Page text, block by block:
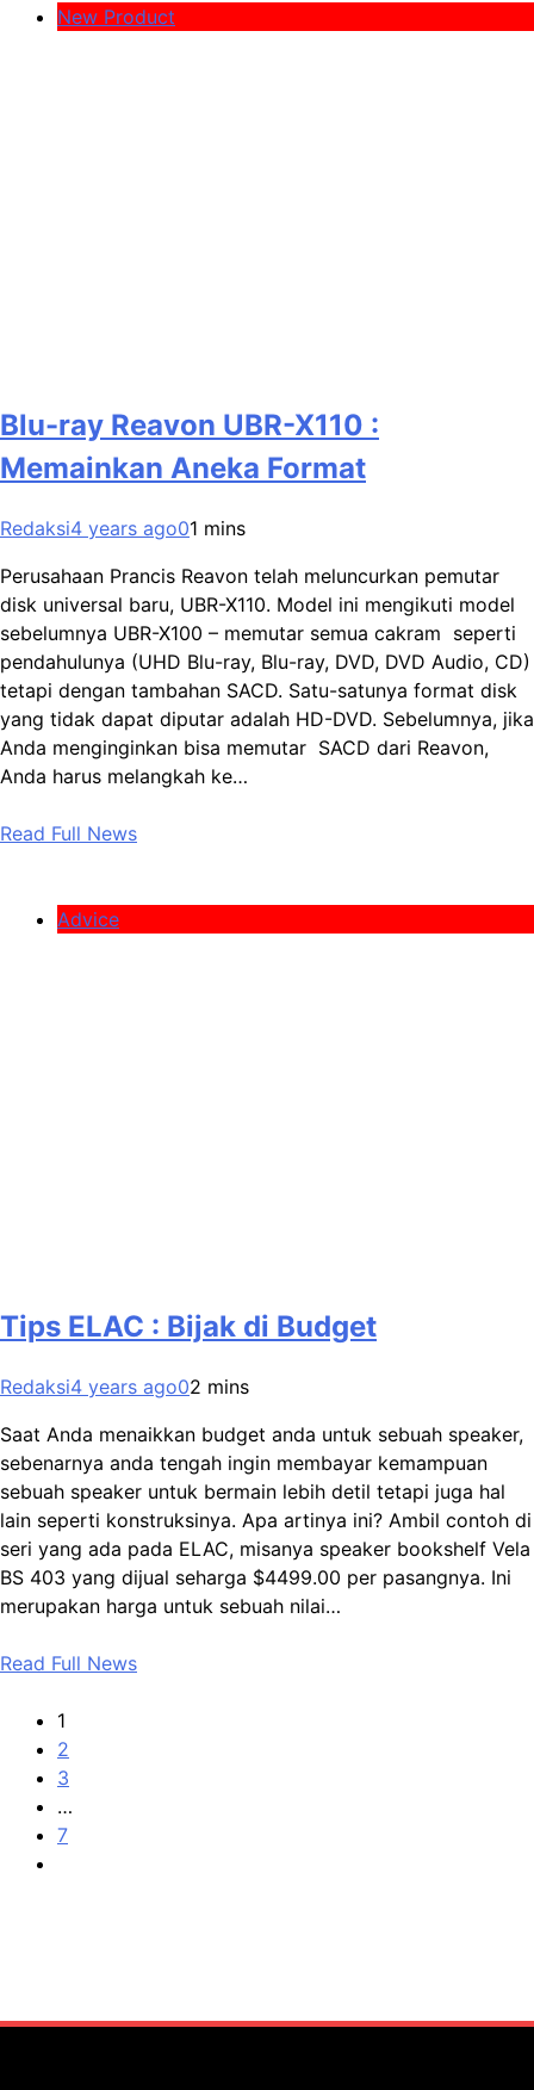
New Product
Blu-ray Reavon UBR-X110 :
Memainkan Aneka Format
Redaksi4 years ago01 mins
Perusahaan Prancis Reavon telah meluncurkan pemutar
disk universal baru, UBR-X110. Model ini mengikuti model
sebelumnya UBR-X100 – memutar semua cakram seperti
pendahulunya (UHD Blu-ray, Blu-ray, DVD, DVD Audio, CD)
tetapi dengan tambahan SACD. Satu-satunya format disk
yang tidak dapat diputar adalah HD-DVD. Sebelumnya, jika
Anda menginginkan bisa memutar SACD dari Reavon,
Anda harus melangkah ke…
Read Full News
Advice
Tips ELAC : Bijak di Budget
Redaksi4 years ago02 mins
Saat Anda menaikkan budget anda untuk sebuah speaker,
sebenarnya anda tengah ingin membayar kemampuan
sebuah speaker untuk bermain lebih detil tetapi juga hal
lain seperti konstruksinya. Apa artinya ini? Ambil contoh di
seri yang ada pada ELAC, misanya speaker bookshelf Vela
BS 403 yang dijual seharga $4499.00 per pasangnya. Ini
merupakan harga untuk sebuah nilai…
Read Full News
1
2
3
…
7